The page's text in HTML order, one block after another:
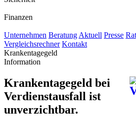
Finanzen
Unternehmen Beratung Aktuell Presse
Vergleichsrechner Kontakt
Krankentagegeld
Information
Krankentagegeld bei
Verdienstausfall ist
unverzichtbar.